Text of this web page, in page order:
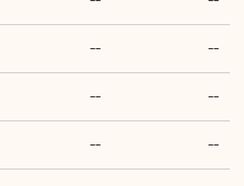
--
--
--
--
--
--